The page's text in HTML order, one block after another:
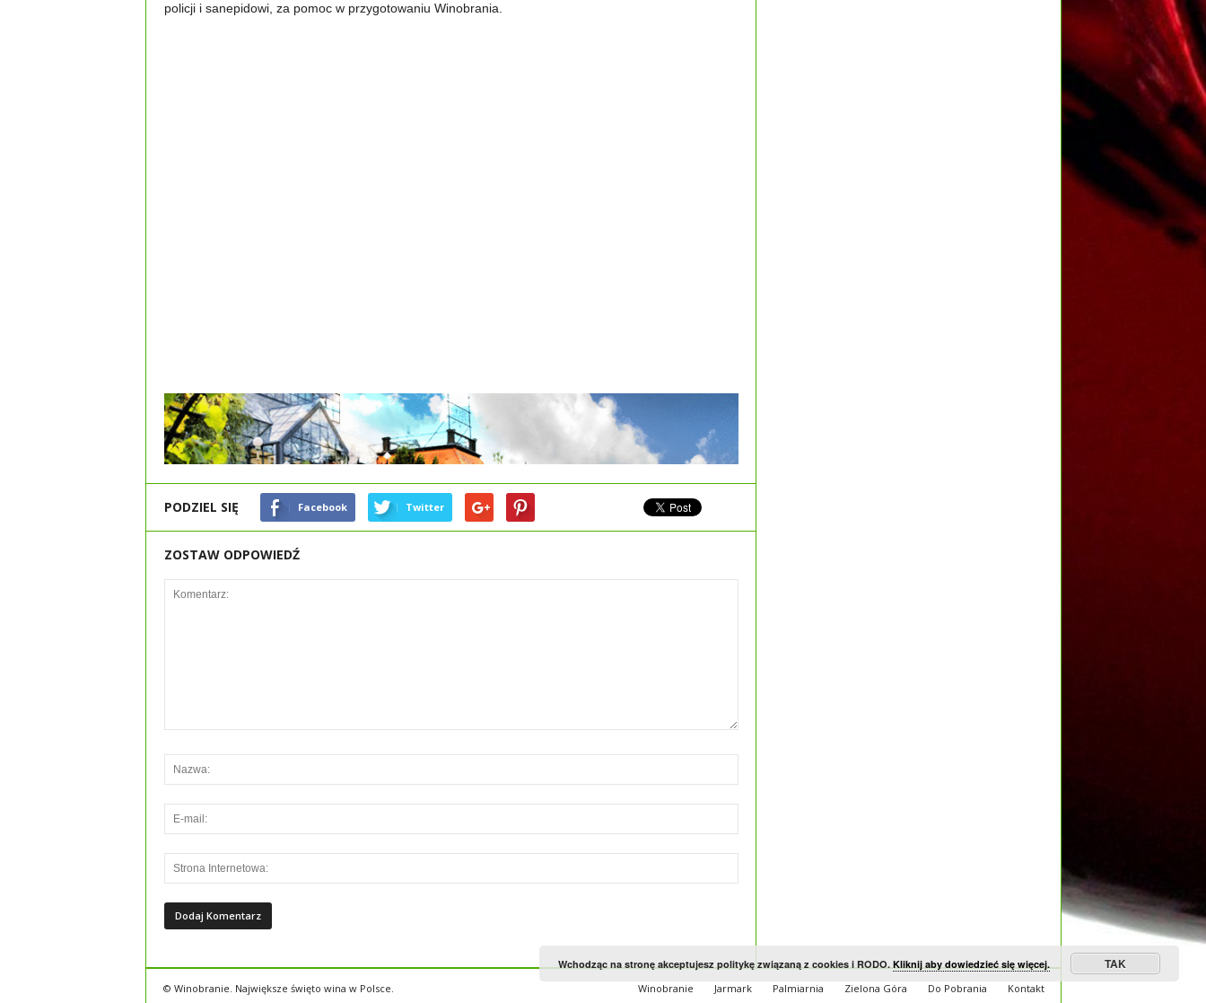
policji i sanepidowi, za pomoc w przygotowaniu Winobrania.
PODZIEL SIĘ Facebook Twitter
ZOSTAW ODPOWIEDŹ
Winobranie Jarmark Palmiarnia Zielona Góra Do Pobrania Kontakt
© Winobranie. Największe święto wina w Polsce.
Wchodząc na stronę akceptujesz politykę związaną z cookies i RODO.Kliknij aby dowiedzieć się więcej. TAK